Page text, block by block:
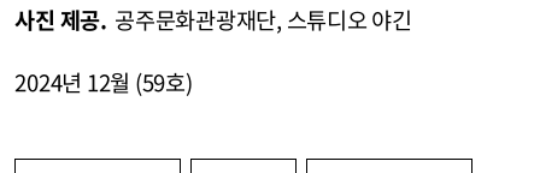
사진 제공. 공주문화관광재단, 스튜디오 야긴
2024년 12월 (59호)